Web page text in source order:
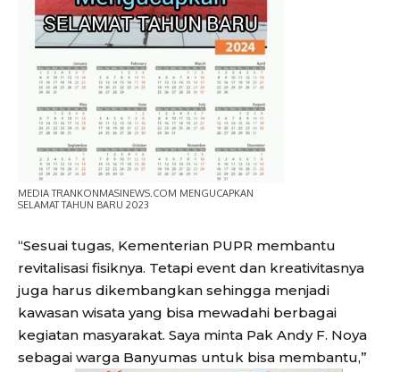
MEDIA TRANKONMASINEWS.COM MENGUCAPKAN
SELAMAT TAHUN BARU 2023
“Sesuai tugas, Kementerian PUPR membantu
revitalisasi fisiknya. Tetapi event dan kreativitasnya
juga harus dikembangkan sehingga menjadi
kawasan wisata yang bisa mewadahi berbagai
kegiatan masyarakat. Saya minta Pak Andy F. Noya
sebagai warga Banyumas untuk bisa membantu,”